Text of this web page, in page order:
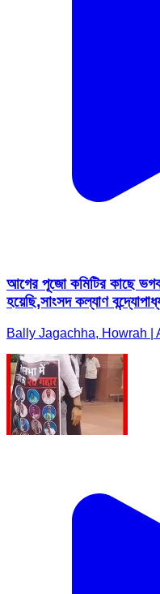
আগের পূজো কমিটির কাছে
হয়েছি,সাংসদ কল্যাণ
Bally Jagachha, Howrah |